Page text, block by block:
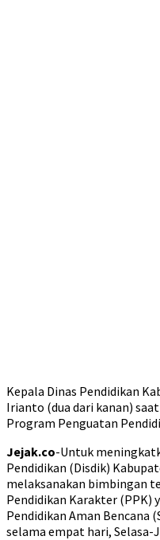
Kepala Dinas Pendidikan
Irianto (dua dari kanan)
Program Penguatan
Jejak.co-Untuk
Pendidikan (Disdik)
melaksanakan bimbingan
Pendidikan Karakter (PPK)
Pendidikan Aman Bencana
selama empat hari, Selasa-